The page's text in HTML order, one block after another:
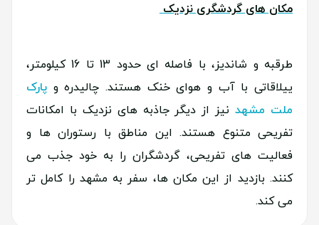
مکان های گردشگری نزدیک
طرقبه و شاندیز، با فاصله ای حدود 13 تا 16 کیلومتر،
ییلاقاتی با آب و هوای خنک هستند. چالیدره و پارک
ملت مشهدنیز از دیگر جاذبه های نزدیک با امکانات
تفریحی متنوع هستند. این مناطق با رستوران ها و
فعالیت های تفریحی، گردشگران را به خود جذب می
کنند. بازدید از این مکان ها، سفر به مشهد را کامل تر
می کند.